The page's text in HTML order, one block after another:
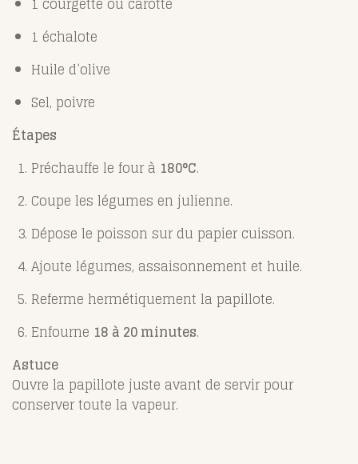
1 échalote
Huile d’olive
Sel, poivre
Étapes
Préchauffe le four à 180°C.
Coupe les légumes en julienne.
Dépose le poisson sur du papier cuisson.
Ajoute légumes, assaisonnement et huile.
Referme hermétiquement la papillote.
Enfourne 18 à 20 minutes.
Astuce
Ouvre la papillote juste avant de servir pour
conserver toute la vapeur.